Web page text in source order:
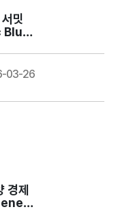
Blue
03-26